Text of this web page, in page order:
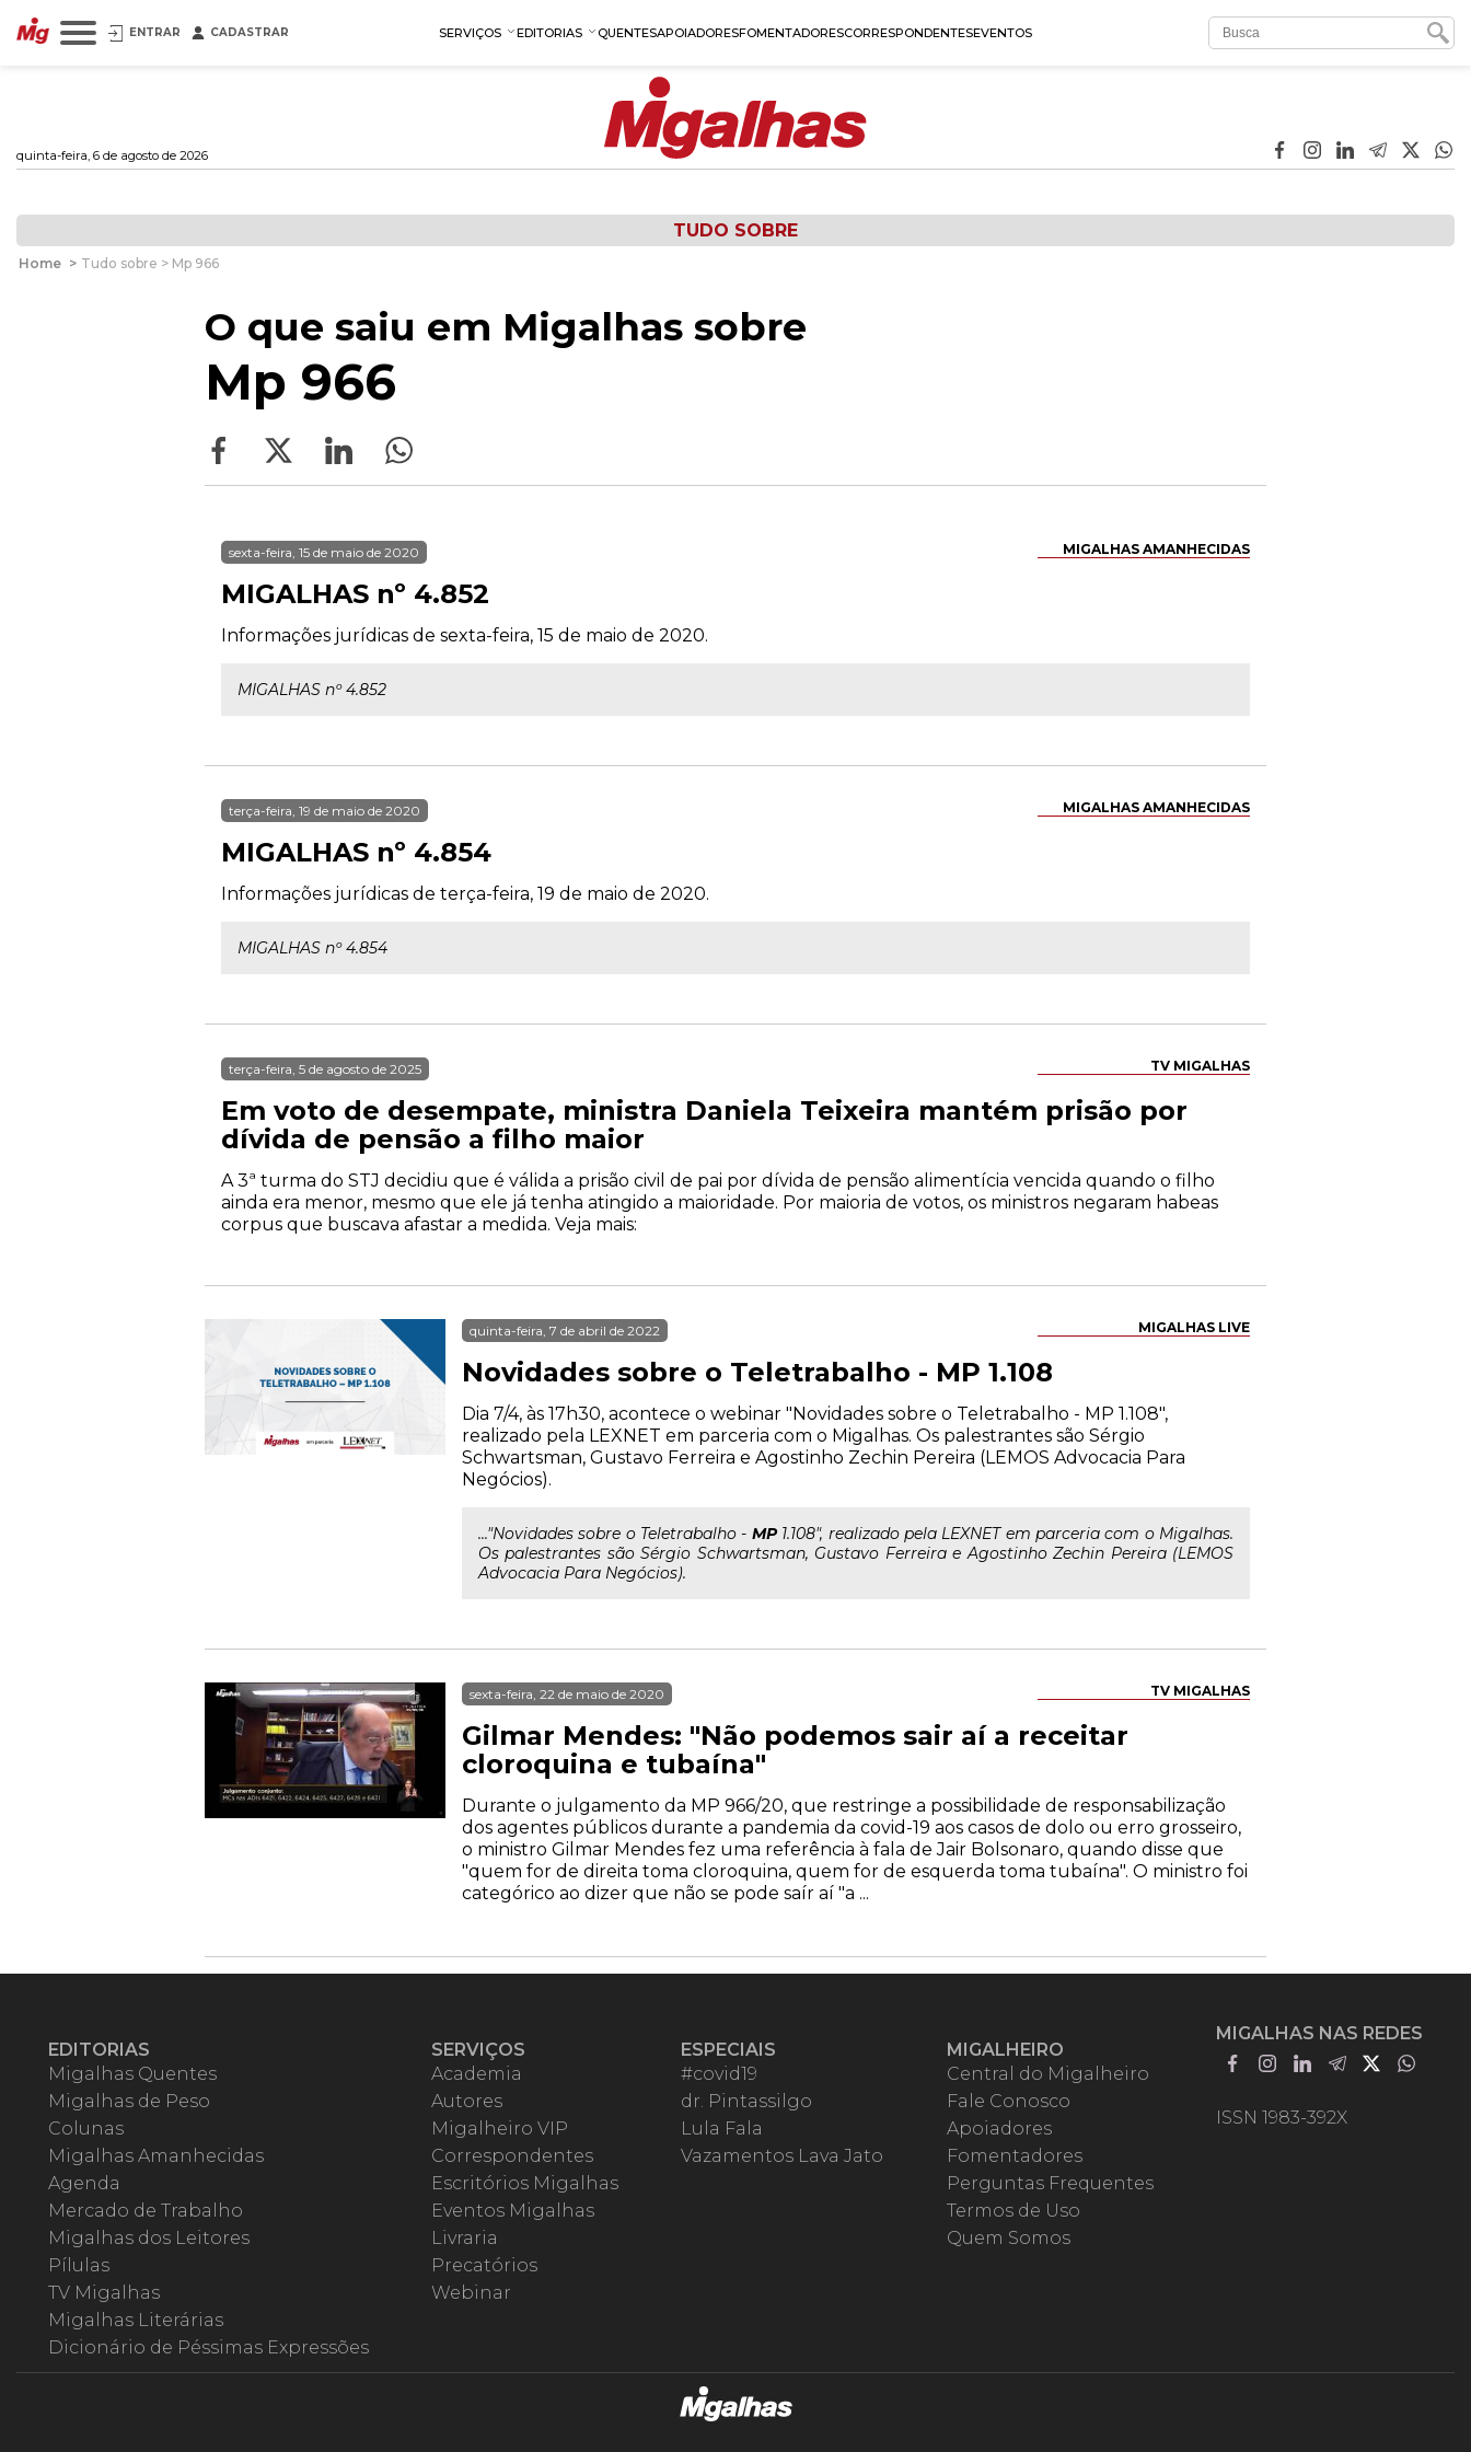
ENTRAR CADASTRAR SERVIÇOS EDITORIAS QUENTESAPOIADORESFOMENTADORESCORRESPONDENTESEVENTOS
quinta-feira, 6 de agosto de 2026
TUDO SOBRE
Home > Tudo sobre > Mp 966
O que saiu em Migalhas sobre
Mp 966
MIGALHAS AMANHECIDAS
sexta-feira, 15 de maio de 2020
MIGALHAS nº 4.852
Informações jurídicas de sexta-feira, 15 de maio de 2020.
MIGALHAS nº 4.852
MIGALHAS AMANHECIDAS
terça-feira, 19 de maio de 2020
MIGALHAS nº 4.854
Informações jurídicas de terça-feira, 19 de maio de 2020.
MIGALHAS nº 4.854
TV MIGALHAS
terça-feira, 5 de agosto de 2025
Em voto de desempate, ministra Daniela Teixeira mantém prisão por
dívida de pensão a filho maior
A 3ª turma do STJ decidiu que é válida a prisão civil de pai por dívida de pensão alimentícia vencida quando o filho
ainda era menor, mesmo que ele já tenha atingido a maioridade. Por maioria de votos, os ministros negaram habeas
corpus que buscava afastar a medida. Veja mais:
MIGALHAS LIVE
quinta-feira, 7 de abril de 2022
Novidades sobre o Teletrabalho - MP 1.108
Dia 7/4, às 17h30, acontece o webinar "Novidades sobre o Teletrabalho - MP 1.108",
realizado pela LEXNET em parceria com o Migalhas. Os palestrantes são Sérgio
Schwartsman, Gustavo Ferreira e Agostinho Zechin Pereira (LEMOS Advocacia Para
Negócios).
..."Novidades sobre o Teletrabalho - MP1.108", realizado pela LEXNET em parceria com o Migalhas.
Os palestrantes são Sérgio Schwartsman, Gustavo Ferreira e Agostinho Zechin Pereira (LEMOS
Advocacia Para Negócios).
TV MIGALHAS
sexta-feira, 22 de maio de 2020
Gilmar Mendes: "Não podemos sair aí a receitar
cloroquina e tubaína"
Durante o julgamento da MP 966/20, que restringe a possibilidade de responsabilização
dos agentes públicos durante a pandemia da covid-19 aos casos de dolo ou erro grosseiro,
o ministro Gilmar Mendes fez uma referência à fala de Jair Bolsonaro, quando disse que
"quem for de direita toma cloroquina, quem for de esquerda toma tubaína". O ministro foi
categórico ao dizer que não se pode saír aí "a ...
EDITORIAS
Migalhas Quentes
Migalhas de Peso
Colunas
Migalhas Amanhecidas
Agenda
Mercado de Trabalho
Migalhas dos Leitores
Pílulas
TV Migalhas
Migalhas Literárias
Dicionário de Péssimas Expressões
SERVIÇOS
Academia
Autores
Migalheiro VIP
Correspondentes
Escritórios Migalhas
Eventos Migalhas
Livraria
Precatórios
Webinar
ESPECIAIS
#covid19
dr. Pintassilgo
Lula Fala
Vazamentos Lava Jato
MIGALHEIRO
Central do Migalheiro
Fale Conosco
Apoiadores
Fomentadores
Perguntas Frequentes
Termos de Uso
Quem Somos
MIGALHAS NAS REDES
ISSN 1983-392X